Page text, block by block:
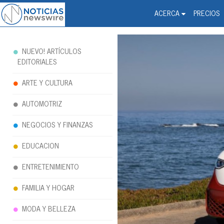
ACERCA PRECIOS
Noticias Newswire -
NUEVO! ARTÍCULOS
EDITORIALES
ARTE Y CULTURA
AUTOMOTRIZ
NEGOCIOS Y FINANZAS
EDUCACION
ENTRETENIMIENTO
FAMILIA Y HOGAR
MODA Y BELLEZA